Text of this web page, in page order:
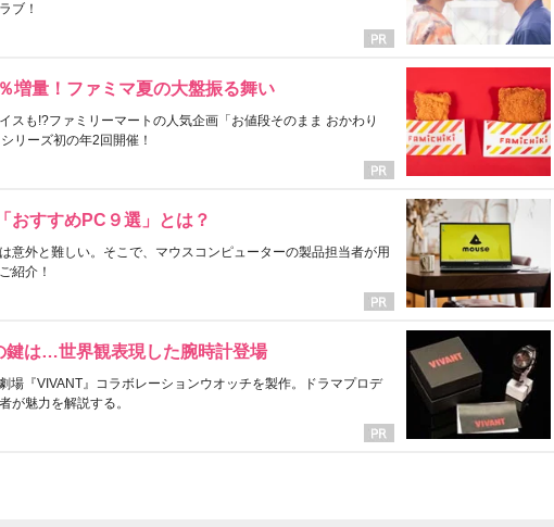
ブ！
増量！ファミマ夏の大盤振る舞い
スも!?ファミリーマートの人気企画「お値段そのまま おかわり
リーズ初の年2回開催！
おすすめPC９選」とは？
意外と難しい。そこで、マウスコンピューターの製品担当者が用
紹介！
鍵は…世界観表現した腕時計登場
場『VIVANT』コラボレーションウオッチを製作。ドラマプロデ
が魅力を解説する。